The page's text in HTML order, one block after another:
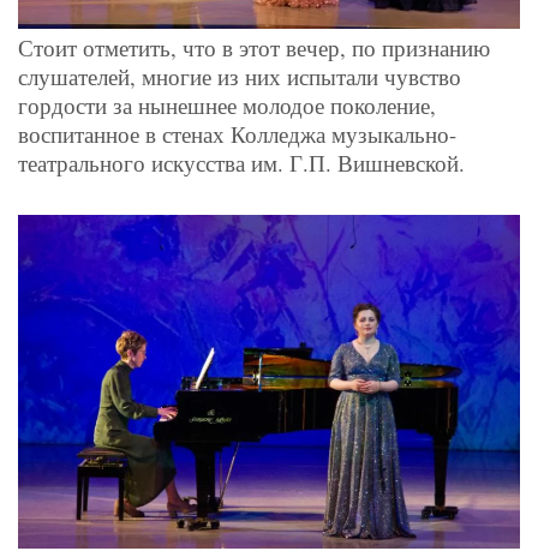
Стоит отметить, что в этот вечер, по признанию
слушателей, многие из них испытали чувство
гордости за нынешнее молодое поколение,
воспитанное в стенах Колледжа музыкально-
театрального искусства им. Г.П. Вишневской.